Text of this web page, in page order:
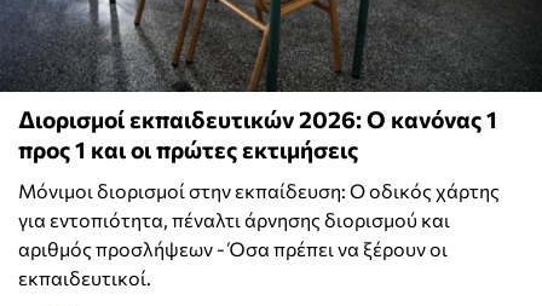
Διορισμοί εκπαιδευτικών 2026: Ο κανόνας 1
προς 1 και οι πρώτες εκτιμήσεις
Μόνιμοι διορισμοί στην εκπαίδευση: Ο οδικός χάρτης
για εντοπιότητα, πέναλτι άρνησης διορισμού και
αριθμός προσλήψεων - Όσα πρέπει να ξέρουν οι
εκπαιδευτικοί.